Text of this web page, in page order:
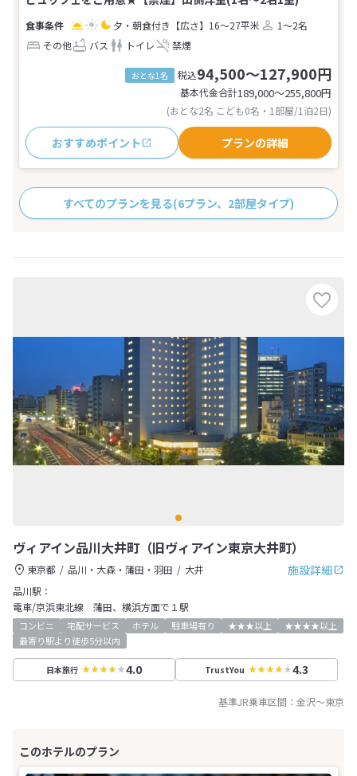
夕・朝食付き 【広さ】16～27平米
1～2名
その他
バス トイレ 禁煙
おとな1名 税込94,500～127,900円
基本代金合計189,000〜255,800円
(おとな2名 こども0名・1部屋/1泊2日)
おすすめポイント プランの詳細
すべてのプランを見る(6プラン、2部屋タイプ)
ヴィアイン品川大井町（旧ヴィアイン東京大井町）
施設詳細
東京都 品川・大森・蒲田・羽田
大井
品川駅：
電車/京浜東北線 蒲田、横浜方面で１駅
コンビニ 宅配サービス ホテル 駐車場有り ★★★以上
★★★★以上
最寄り駅より徒歩5分以内
日本旅行 4.0 TrustYou 4.3
基準JR乗車区間： 金沢～東京